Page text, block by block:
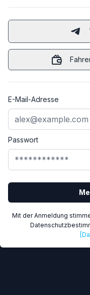
E-Mail-Adresse
Passwort
Mit der Anmeldung